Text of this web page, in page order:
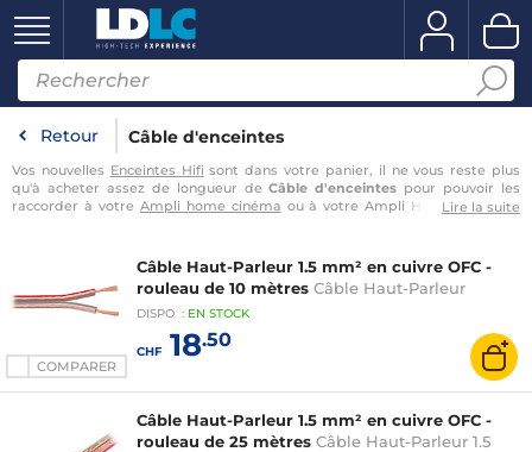
Retour Câble d'enceintes
Vos nouvelles Enceintes Hifi sont dans votre panier, il ne vous reste plus
qu'à acheter assez de longueur deCâble d'enceintes pour pouvoir les
raccorder à votre Ampli home cinéma ou à votre Ampli Hifi ? Vous êtes
parfaites pour faciliter le branchement de votre matériel. Vous allez pour
projet de sonoriser une de vos pièces et vous avez besoin d'un gros
rouleau de câble en cuivre OFC de bonne facture afin de mener à bien
cette…
Lire la suite
COMPARER
Câble Haut-Parleur 1.5 mm² en cuivre OFC -
rouleau de 10 mètres Câble Haut-Parleur
DISPO : EN STOCK
CHF18.50
Câble Haut-Parleur 1.5 mm² en cuivre OFC -
rouleau de 25 mètres Câble Haut-Parleur 1.5